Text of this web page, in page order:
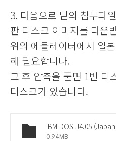
3. 다음으로 밑의 첨부파
판 디스크 이미지를 다운
위의 에뮬레이터에서 일
해 필요합니다.
그 후 압축을 풀면 1번 디
디스크가 있습니다.
0.94MB